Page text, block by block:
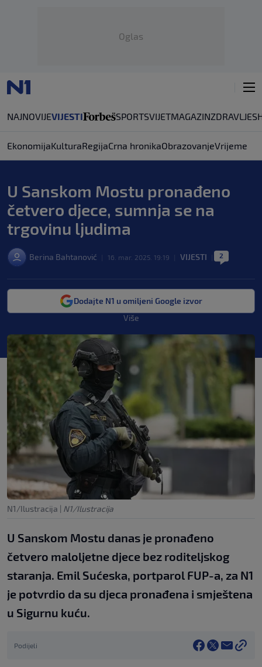
Oglas
NAJNOVIJEVIJESTI SPORTSVIJETMAGAZINZDRAVLJE
EkonomijaKulturaRegijaCrna hronikaObrazovanjeVrijeme
U Sanskom Mostu pronađeno
četvero djece, sumnja se na
trgovinu ljudima
Berina Bahtanović 16. mar. 2025. 19:19 VIJESTI 2
Dodajte N1 u omiljeni Google izvor
Više
N1/Ilustracija | N1/Ilustracija
U Sanskom Mostu danas je pronađeno
četvero maloljetne djece bez roditeljskog
staranja. Emil Sućeska, portparol FUP-a, za N1
je potvrdio da su djeca pronađena i smještena
u Sigurnu kuću.
Podijeli